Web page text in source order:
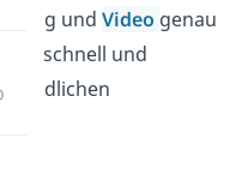
und Video genau
du schnell und